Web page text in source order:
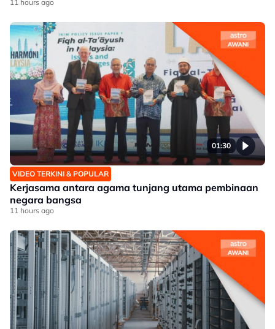
11 hours ago
01:30
VIDEO TERKINI & POPULAR
Kerjasama antara agama tunjang utama pembinaan
negara bangsa
11 hours ago